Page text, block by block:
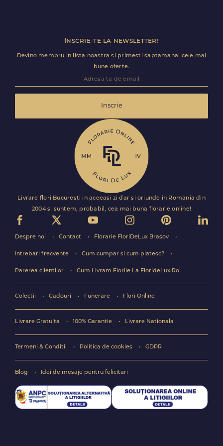
Inscrie-te la newsletter!
Devino membru in lista noastra si primesti saptamanal cele mai
bune oferte.
Inscrie
Livrare flori Bucuresti in aceeasi zi dar si oriunde in Romania din
2004 si suntem, probabil, cea mai buna florarie online!
Despre noi Contact Florarie FloriDeLux Brasov
Intrebari frecvente Cum cumpar si cum platesc?
Parerea clientilor Cum Livram Florile La FlorideLux.Ro
Colectii Cadouri Funerare Flori Online
Livrare Gratuita 100% Garantie Livrare Nationala
Termeni & Conditii Politica de cookies GDPR
Blog Idei de mesaje pentru felicitari